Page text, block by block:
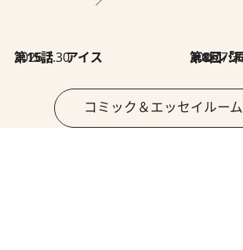
2026.7.30
第15話 アイス 第8回「同人誌即売会
コミック＆エッセイルー